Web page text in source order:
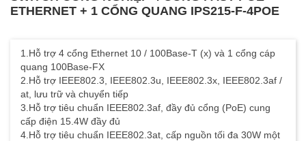
ETHERNET + 1 CỔNG QUANG IPS215-F-4POE
1.Hỗ trợ 4 cổng Ethernet 10 / 100Base-T (x) và 1 cổng cáp
quang 100Base-FX
2.Hỗ trợ IEEE802.3, IEEE802.3u, IEEE802.3x, IEEE802.3af /
at, lưu trữ và chuyển tiếp
3.Hỗ trợ tiêu chuẩn IEEE802.3af, đầy đủ cổng (PoE) cung
cấp điện 15.4W đầy đủ
4.Hỗ trợ tiêu chuẩn IEEE802.3at, cấp nguồn tối đa 30W một